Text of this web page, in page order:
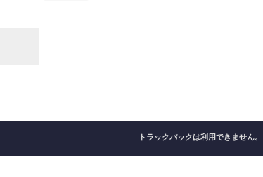
トラックバックは利用できません。